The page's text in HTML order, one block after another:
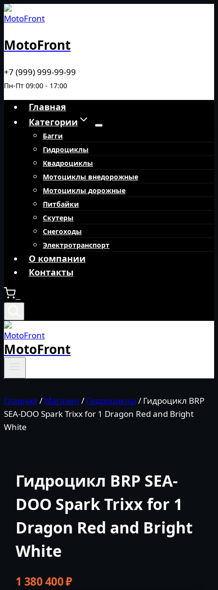
Перейти
к
MotoFront
+7 (999) 999-99-99
Пн-Пт 09:00 - 17:00
Главная
Категории
Багги
Гидроциклы
Квадроциклы
Мотоциклы внедорожные
Мотоциклы дорожные
Питбайки
Скутеры
Снегоходы
Электротранспорт
О компании
Контакты
MotoFront
Главная / Магазин / Гидроциклы / Гидроцикл BRP
SEA-DOO Spark Trixx for 1 Dragon Red and Bright
White
Гидроцикл BRP SEA-
DOO Spark Trixx for 1
Dragon Red and Bright
White
1 380 400₽